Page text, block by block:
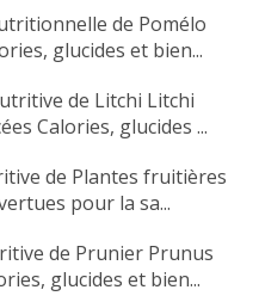
de Pomélo
glucides et bien...
de Litchi Litchi
Calories, glucides ...
de Plantes fruitières
pour la sa...
de Prunier Prunus
glucides et bien...